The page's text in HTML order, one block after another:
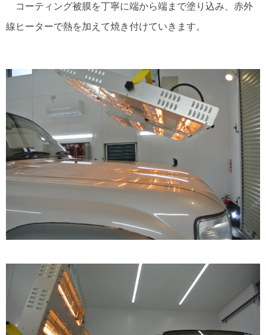
コーティング被膜を丁寧に端から端まで塗り込み、赤外
線ヒーターで熱を加えて焼き付けていきます。